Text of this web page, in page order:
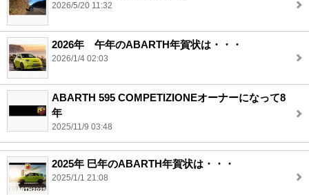
2026/5/20 11:32
2026年 午年のABARTH年賀状は・・・
2026/1/4 02:03
ABARTH 595 COMPETIZIONEオーナーになって8
年
2025/11/9 03:48
2025年 巳年のABARTH年賀状は・・・
2025/1/1 21:08